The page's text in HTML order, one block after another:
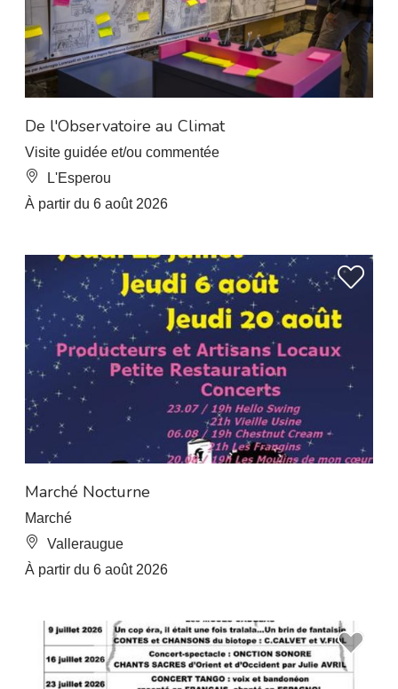
De l'Observatoire au Climat
Visite guidée et/ou commentée
L'Esperou
À partir du 6 août 2026
Marché Nocturne
Marché
Valleraugue
À partir du 6 août 2026